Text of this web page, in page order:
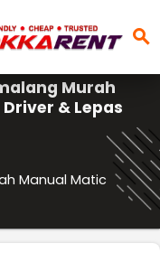
search
Murah
& Lepas
Manual Matic